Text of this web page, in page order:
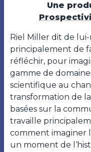
Une
Riel Miller dit de lui-
principalement de
réfléchir, pour
gamme de
scientifique au
transformation de
basées sur la
travaille
comment imaginer
un moment de